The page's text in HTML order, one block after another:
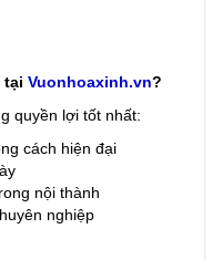
tại Vuonhoaxinh.vn?
quyền lợi tốt nhất:
cách hiện đại
nội thành
nghiệp